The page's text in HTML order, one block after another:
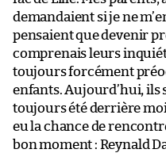
demandaient si je ne
pensaient que devenir
comprenais leurs
toujours forcément
enfants. Aujourd’hui, ils
toujours été derrière
eu la chance de
bon moment : Reynald